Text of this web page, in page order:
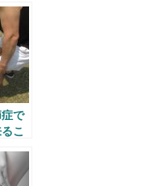
で
こ